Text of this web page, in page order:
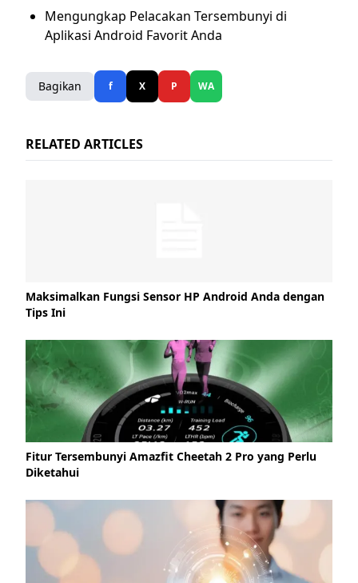
Mengungkap Pelacakan Tersembunyi di
Aplikasi Android Favorit Anda
Bagikan f X P WA
RELATED ARTICLES
Maksimalkan Fungsi Sensor HP Android Anda dengan
Tips Ini
Fitur Tersembunyi Amazfit Cheetah 2 Pro yang Perlu
Diketahui